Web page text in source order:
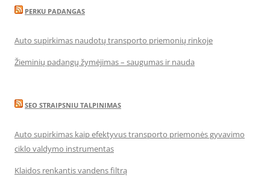
PERKU PADANGAS
Auto supirkimas naudotų transporto priemonių rinkoje
Žieminių padangų žymėjimas – saugumas ir nauda
SEO STRAIPSNIU TALPINIMAS
Auto supirkimas kaip efektyvus transporto priemonės gyvavimo
ciklo valdymo instrumentas
Klaidos renkantis vandens filtrą